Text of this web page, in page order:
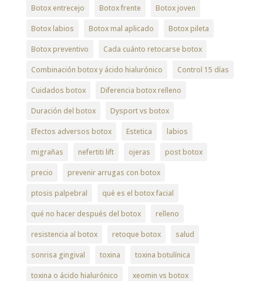
Botox entrecejo Botox frente Botox joven
Botox labios Botox mal aplicado Botox pileta
Botox preventivo Cada cuánto retocarse botox
Combinación botox y ácido hialurónico Control 15 días
Cuidados botox Diferencia botox relleno
Duración del botox Dysport vs botox
Efectos adversos botox Estetica labios
migrañas nefertiti lift ojeras post botox
precio prevenir arrugas con botox
ptosis palpebral qué es el botox facial
qué no hacer después del botox relleno
resistencia al botox retoque botox salud
sonrisa gingival toxina toxina botulínica
toxina o ácido hialurónico xeomin vs botox